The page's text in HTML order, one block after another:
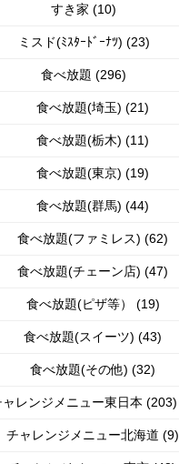
すき家 (10)
ミスド(ﾐｽﾀｰﾄﾞｰﾅﾂ) (23)
食べ放題 (296)
食べ放題(埼玉) (21)
食べ放題(栃木) (11)
食べ放題(東京) (19)
食べ放題(群馬) (44)
食べ放題(ファミレス) (62)
食べ放題(チェーン店) (47)
食べ放題(ピザ等） (19)
食べ放題(スイーツ) (43)
食べ放題(その他) (32)
ャレンジメニュー東日本 (203)
チャレンジメニュー北海道 (9)